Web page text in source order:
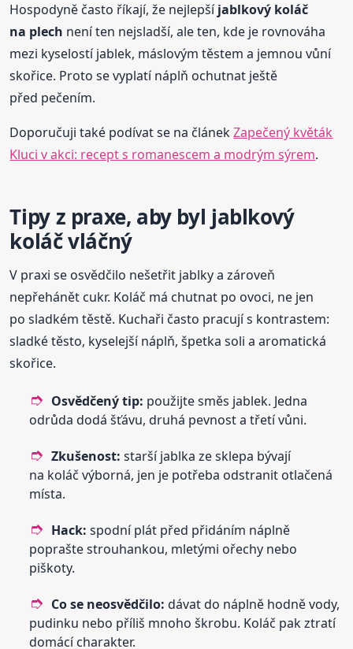
Hospodyně často říkají, že nejlepšíjablkový koláč
na plech není ten nejsladší, ale ten, kde je rovnováha
mezi kyselostí jablek, máslovým těstem a jemnou vůní
skořice. Proto se vyplatí náplň ochutnat ještě
před pečením.
Doporučuji také podívat se na článekZapečený květák
Kluci v akci: recept s romanescem a modrým sýrem.
Tipy z praxe, aby byl jablkový
koláč vláčný
V praxi se osvědčilo nešetřit jablky a zároveň
nepřehánět cukr. Koláč má chutnat po ovoci, ne jen
po sladkém těstě. Kuchaři často pracují s kontrastem:
sladké těsto, kyselejší náplň, špetka soli a aromatická
skořice.
Osvědčený tip: použijte směs jablek. Jedna
odrůda dodá šťávu, druhá pevnost a třetí vůni.
Zkušenost: starší jablka ze sklepa bývají
na koláč výborná, jen je potřeba odstranit otlačená
místa.
Hack: spodní plát před přidáním náplně
poprašte strouhankou, mletými ořechy nebo
piškoty.
Co se neosvědčilo: dávat do náplně hodně vody,
pudinku nebo příliš mnoho škrobu. Koláč pak ztratí
domácí charakter.